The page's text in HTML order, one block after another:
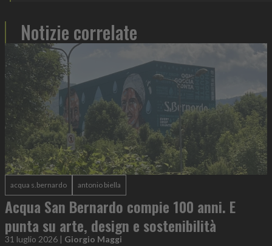
Notizie correlate
acqua s.bernardo antonio biella
Acqua San Bernardo compie 100 anni. E
punta su arte, design e sostenibilità
31 luglio 2026 | Giorgio Maggi